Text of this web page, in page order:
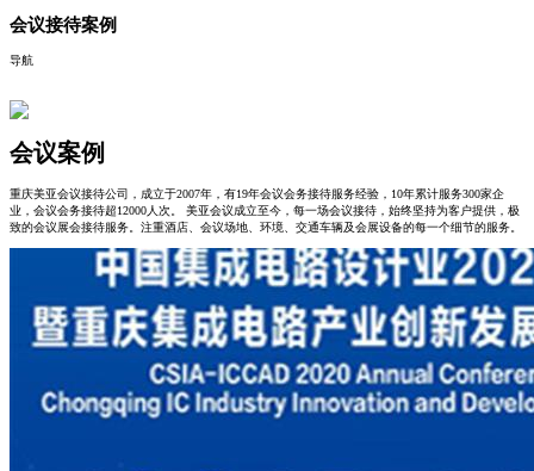
会议接待案例
导航
会议案例
重庆美亚会议接待公司，成立于2007年，有19年会议会务接待服务经验，10年累计服务300家企
业，会议会务接待超12000人次。 美亚会议成立至今，每一场会议接待，始终坚持为客户提供，极
致的会议展会接待服务。注重酒店、会议场地、环境、交通车辆及会展设备的每一个细节的服务。